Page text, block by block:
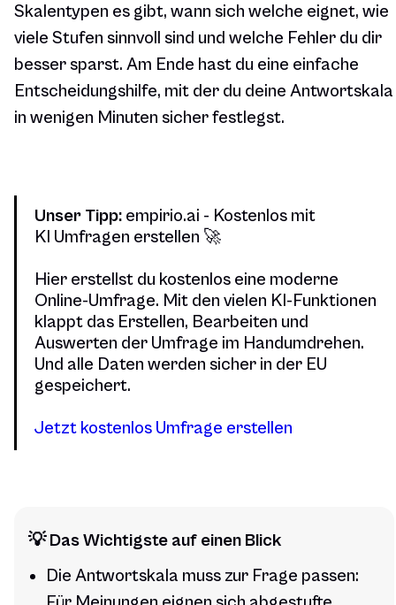
Skalentypen es gibt, wann sich welche eignet, wie
viele Stufen sinnvoll sind und welche Fehler du dir
besser sparst. Am Ende hast du eine einfache
Entscheidungshilfe, mit der du deine Antwortskala
in wenigen Minuten sicher festlegst.
Unser Tipp: empirio.ai - Kostenlos mit
KI Umfragen erstellen 🚀
Hier erstellst du kostenlos eine moderne
Online-Umfrage. Mit den vielen KI-Funktionen
klappt das Erstellen, Bearbeiten und
Auswerten der Umfrage im Handumdrehen.
Und alle Daten werden sicher in der EU
gespeichert.
Jetzt kostenlos Umfrage erstellen
💡 Das Wichtigste auf einen Blick
Die Antwortskala muss zur Frage passen: